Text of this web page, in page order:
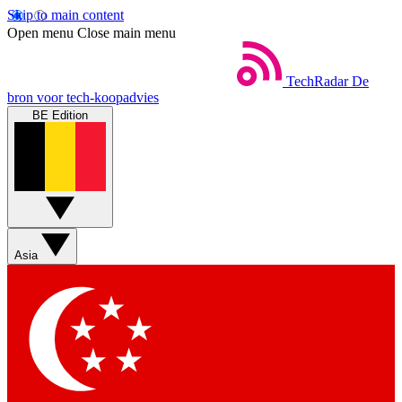
Skip to main content
Open menu Close main menu
TechRadar De
bron voor tech-koopadvies
BE Edition
Asia